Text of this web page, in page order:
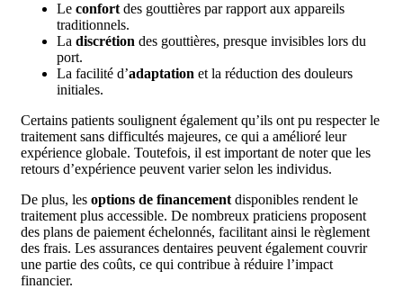
Le confort des gouttières par rapport aux appareils
traditionnels.
La discrétion des gouttières, presque invisibles lors du
port.
La facilité d’adaptation et la réduction des douleurs
initiales.
Certains patients soulignent également qu’ils ont pu respecter le
traitement sans difficultés majeures, ce qui a amélioré leur
expérience globale. Toutefois, il est important de noter que les
retours d’expérience peuvent varier selon les individus.
De plus, les options de financement disponibles rendent le
traitement plus accessible. De nombreux praticiens proposent
des plans de paiement échelonnés, facilitant ainsi le règlement
des frais. Les assurances dentaires peuvent également couvrir
une partie des coûts, ce qui contribue à réduire l’impact
financier.